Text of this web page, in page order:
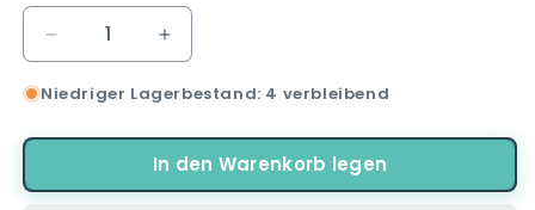
Verringere
die
Menge
Bluey
Bingo
Erhöhe
die
Menge
Bluey
und
Bingo
Niedriger Lagerbestand: 4 verbleibend
In den Warenkorb legen